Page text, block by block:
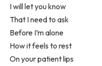
I will let you know
That I need to ask
Before I’m alone
How it feels to rest
On your patient lips